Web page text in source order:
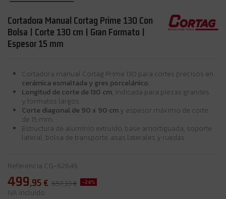
Cortadora Manual Cortag Prime 130 Con
Bolsa | Corte 130 cm | Gran Formato |
Espesor 15 mm
Cortadora manual Cortag Prime 130 para cortes precisos en
cerámica esmaltada y gres porcelánico
Longitud de corte de 130 cm, indicada para piezas grandes
y formatos largos.
Corte diagonal de 90 x 90 cm y espesor máximo de corte
de 15 mm.
Estructura de aluminio extruido, base amortiguada, soporte
lateral, bolsa de transporte, asas laterales y ruedas.
Referencia CG-62649
499,95 € 657,33 € -24%
IVA incluido